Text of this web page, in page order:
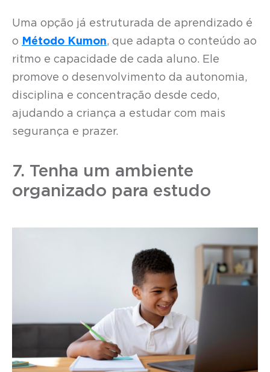
Uma opção já estruturada de aprendizado é
o Método Kumon, que adapta o conteúdo ao
ritmo e capacidade de cada aluno. Ele
promove o desenvolvimento da autonomia,
disciplina e concentração desde cedo,
ajudando a criança a estudar com mais
segurança e prazer.
7. Tenha um ambiente
organizado para estudo